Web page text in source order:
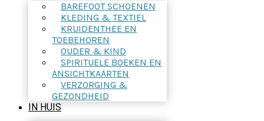
BAREFOOT SCHOENEN
KLEDING & TEXTIEL
KRUIDENTHEE EN
TOEBEHOREN
OUDER & KIND
SPIRITUELE BOEKEN EN
ANSICHTKAARTEN
VERZORGING &
GEZONDHEID
IN HUIS